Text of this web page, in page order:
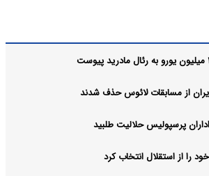
از مسابقات لائوس حذف شدند
پرسپولیس حلالیت طلبید
را از استقلال انتخاب کرد